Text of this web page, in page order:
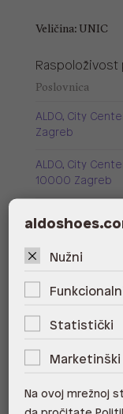
Veličina: UNIC
Raspoloživost
Poslovnica
ALDO, City
Zagreb
ALDO, City
10000 Zagreb
ALDO, Mall of
ALDO, City
Split
ALDO, Tower
ALDO,
Nužni
Statistički
Marketinški
Na ovoj mrežnoj